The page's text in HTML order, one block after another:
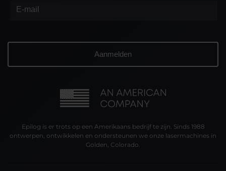
Epilog is er trots op een Amerikaans bedrijf te zijn. Sinds 1988
ontwerpen, ontwikkelen en ondersteunen we onze lasermachines in
Golden, Colorado.